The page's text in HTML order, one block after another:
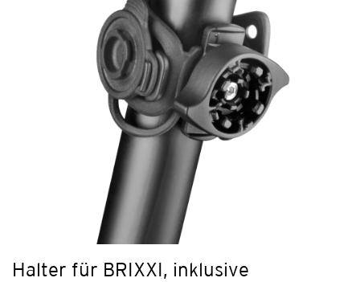
Halter für BRIXXI, inklusive